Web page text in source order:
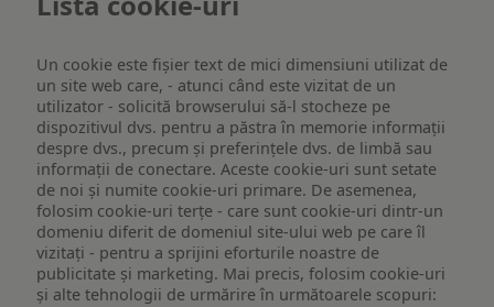
Un cookie este fişier text de mici dimensiuni utilizat de
un site web care, - atunci când este vizitat de un
utilizator - solicită browserului să-l stocheze pe
dispozitivul dvs. pentru a păstra în memorie informații
despre dvs., precum și preferințele dvs. de limbă sau
informații de conectare. Aceste cookie-uri sunt setate
de noi și numite cookie-uri primare. De asemenea,
folosim cookie-uri terțe - care sunt cookie-uri dintr-un
domeniu diferit de domeniul site-ului web pe care îl
vizitați - pentru a sprijini eforturile noastre de
publicitate și marketing. Mai precis, folosim cookie-uri
și alte tehnologii de urmărire în următoarele scopuri: